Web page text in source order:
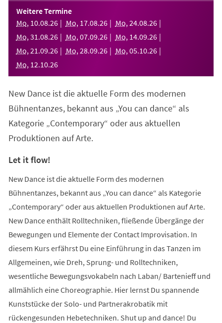
Weitere Termine
Mo, 10.08.26 Mo, 17.08.26 Mo, 24.08.26
Mo, 31 .08.26 Mo, 07.09.26 Mo, 14.09.26
Mo, 21 .09.26 Mo, 28.09.26 Mo, 05.10.26
Mo, 12.10.26
New Dance ist die aktuelle Form des modernen
Bühnentanzes, bekannt aus „You can dance“ als
Kategorie „Contemporary“ oder aus aktuellen
Produktionen auf Arte.
Let it flow!
New Dance ist die aktuelle Form des modernen
Bühnentanzes, bekannt aus „You can dance“ als Kategorie
„Contemporary“ oder aus aktuellen Produktionen auf Arte.
New Dance enthält Rolltechniken, fließende Übergänge der
Bewegungen und Elemente der Contact Improvisation. In
diesem Kurs erfährst Du eine Einführung in das Tanzen im
Allgemeinen, wie Dreh, Sprung- und Rolltechniken,
wesentliche Bewegungsvokabeln nach Laban/ Bartenieff und
allmählich eine Choreographie. Hier lernst Du spannende
Kunststücke der Solo- und Partnerakrobatik mit
rückengesunden Hebetechniken. Shut up and dance! Du